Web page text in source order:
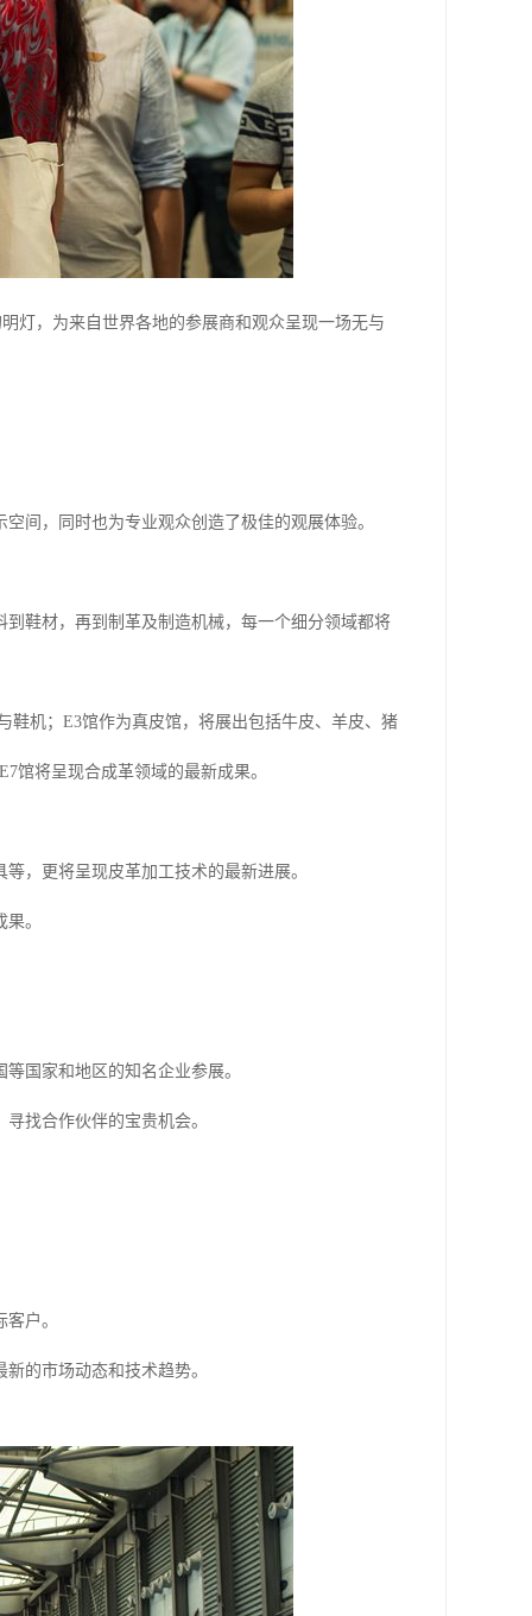
灯，为来自世界各地的参展商和观众呈现一场无与
间，同时也为专业观众创造了极佳的观展体验。
鞋材，再到制革及制造机械，每一个细分领域都将
鞋机；E3馆作为真皮馆，将展出包括牛皮、羊皮、猪
馆将呈现合成革领域的最新成果。
，更将呈现皮革加工技术的最新进展。
。
国家和地区的知名企业参展。
找合作伙伴的宝贵机会。
户。
的市场动态和技术趋势。